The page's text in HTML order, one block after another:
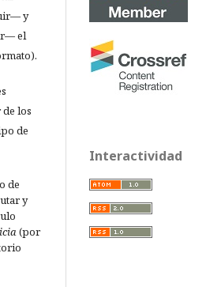
y
el
los
de
de
y
(por
Interactividad